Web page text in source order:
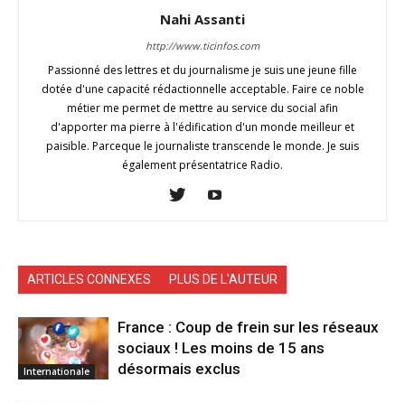
Nahi Assanti
http://www.ticinfos.com
Passionné des lettres et du journalisme je suis une jeune fille
dotée d'une capacité rédactionnelle acceptable. Faire ce noble
métier me permet de mettre au service du social afin
d'apporter ma pierre à l'édification d'un monde meilleur et
paisible. Parceque le journaliste transcende le monde. Je suis
également présentatrice Radio.
ARTICLES CONNEXES PLUS DE L'AUTEUR
Internationale
France : Coup de frein sur les réseaux
sociaux ! Les moins de 15 ans
désormais exclus